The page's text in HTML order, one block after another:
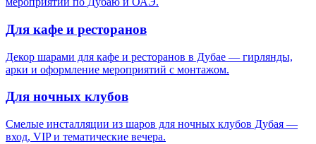
Для кафе и ресторанов
Декор шарами для кафе и ресторанов в Дубае — гирлянды,
арки и оформление мероприятий с монтажом.
Для ночных клубов
Смелые инсталляции из шаров для ночных клубов Дубая —
вход, VIP и тематические вечера.